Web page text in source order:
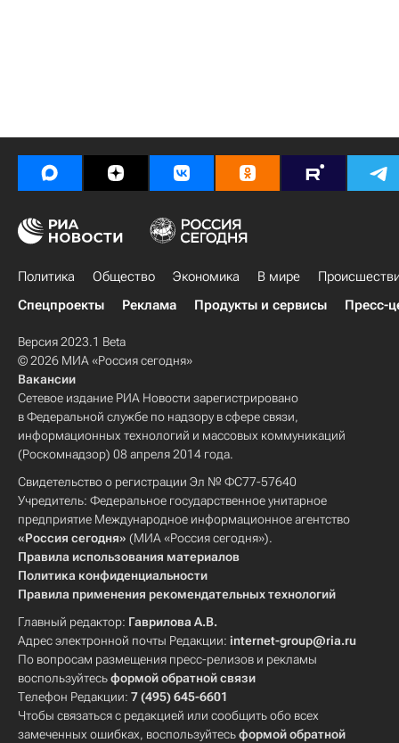
Политика Общество Экономика В мире
Спецпроекты
Реклама Продукты и сервисы Пресс-
Версия 2023.1 Beta
© 2026 МИА «Россия сегодня»
Вакансии
Сетевое издание РИА Новости зарегистрировано
в Федеральной службе по надзору в сфере связи,
информационных технологий и массовых коммуникаций
(Роскомнадзор) 08 апреля 2014 года.
Свидетельство о регистрации Эл № ФС77-57640
Учредитель: Федеральное государственное унитарное
предприятие Международное информационное агентство
«Россия сегодня» (МИА «Россия сегодня»).
Правила использования материалов
Политика конфиденциальности
Правила применения рекомендательных технологий
Главный редактор: Гаврилова А.В.
Адрес электронной почты Редакции: internet-group@ria.ru
По вопросам размещения пресс-релизов и рекламы
воспользуйтесьформой обратной связи
Телефон Редакции: 7 (495) 645-6601
Чтобы связаться с редакцией или сообщить обо всех
замеченных ошибках, воспользуйтесьформой обратной